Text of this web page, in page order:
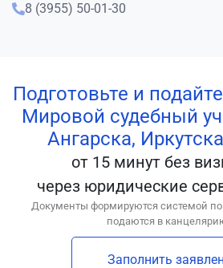
8 (3955) 50-01-30
Подготовьте и
Мировой судебный
Ангарска,
от 15 минут без
через юридические
Документы формируются системой
подаются в
Заполнить